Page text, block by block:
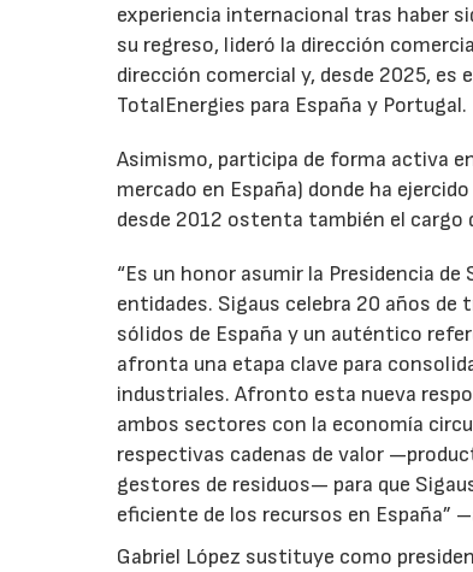
experiencia internacional tras haber
su regreso, lideró la dirección
dirección comercial y, desde 2025, es
TotalEnergies para España y Portugal.
Asimismo, participa de forma activa
mercado en España) donde ha
desde 2012 ostenta también el cargo
“Es un honor asumir la Presidencia
entidades. Sigaus celebra 20 años
sólidos de España y un auténtico
afronta una etapa clave para
industriales. Afronto esta nueva
ambos sectores con la economía
respectivas cadenas de valor
gestores de residuos— para que
eficiente de los recursos en España”
Gabriel López sustituye como